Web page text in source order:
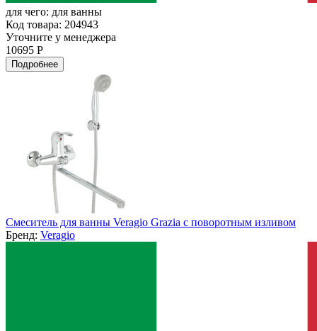
для чего: для ванны
Код товара: 204943
Уточните у менеджера
10695 Р
Подробнее
Смеситель для ванны Veragio Grazia с поворотным изливом
Бренд: Veragio